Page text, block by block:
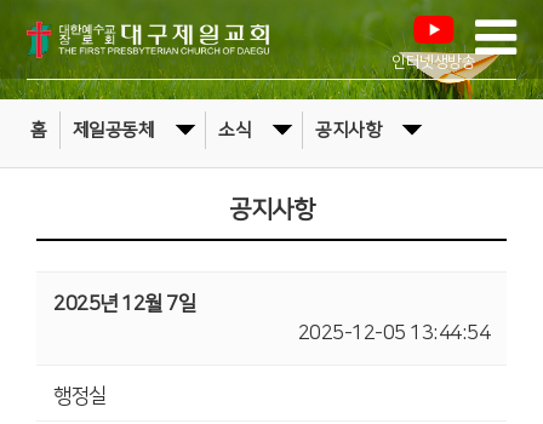
인터넷생방송
홈 제일공동체 소식 공지사항
공지사항
2025년 12월 7일
2025-12-05 13:44:54
행정실